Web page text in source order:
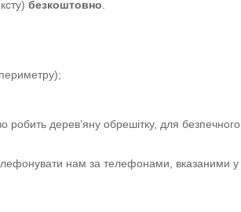
безкоштовно.
робить дерев’яну обрешітку, для безпечного
нам за телефонами, вказаними у